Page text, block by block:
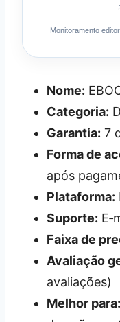
Monitoramento
Nome:
Categoria:
Garantia: 7
Forma de
após
Plataforma:
Suporte:
Faixa de
Avaliação
avaliações)
Melhor para: